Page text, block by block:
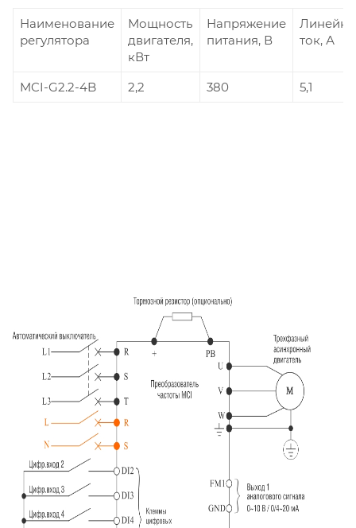
Наименование
регулятора
Мощность
двигателя,
кВт
Напряжение
питания, В
ток, А
MCI-G2.2-4B 2,2 380 5,1